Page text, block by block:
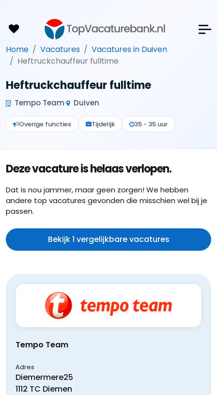
Home Vacatures
Vacatures in Duiven
Heftruckchauffeur fulltime
Heftruckchauffeur fulltime
Tempo Team Duiven
Overige functies Tijdelijk 35 - 35 uur
Deze vacature is helaas verlopen.
Dat is nou jammer, maar geen zorgen! We hebben
andere top vacatures gevonden die misschien wel bij je
passen.
Bekijk 1 vergelijkbare vacatures
Tempo Team
Adres
Diemermere25
1112 TC Diemen